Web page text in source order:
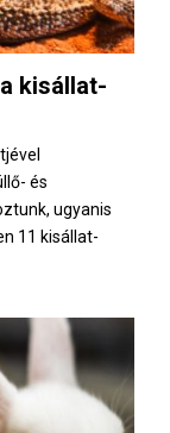
kisállat-
és
ugyanis
11 kisállat-